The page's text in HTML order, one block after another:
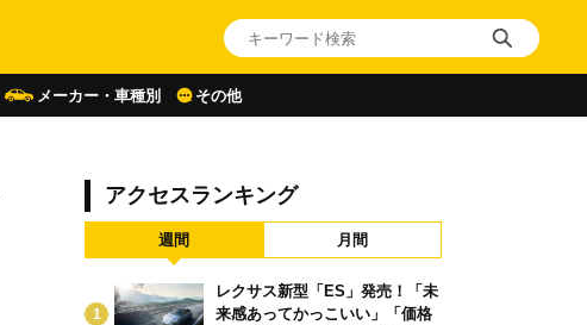
メーカー・車種別 その他
アクセスランキング
週間 月間
1
レクサス新型「ES」発売！「未
来感あってかっこいい」「価格